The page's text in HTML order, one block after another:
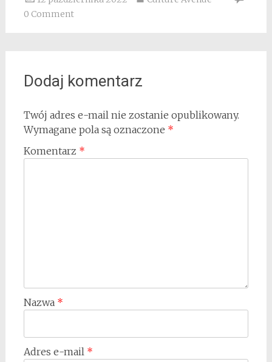
0 Comment
Dodaj komentarz
Twój adres e-mail nie zostanie opublikowany.
Wymagane pola są oznaczone *
Komentarz *
Nazwa *
Adres e-mail *